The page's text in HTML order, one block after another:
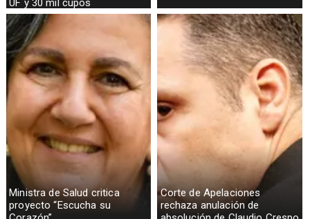
UF y 30 mil cupos
Ministra de Salud critica
proyecto “Escucha su
Corte de Apelaciones
rechaza anulación de